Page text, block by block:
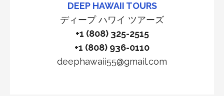
DEEP HAWAII TOURS
ディープ ハワイ ツアーズ
+1 (808) 325-2515
+1 (808) 936-0110
deephawaii55@gmail.com